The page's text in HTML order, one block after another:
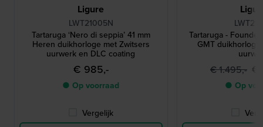
Ligure
LWT21005N
Tartaruga ‘Nero di seppia’ 41 mm
Heren duikhorloge met Zwitsers
uurwerk en DLC coating
€ 985,-
● Op voorraad
Vergelijk
Tartaruga -
GMT
€ 1.495,- €
● Op